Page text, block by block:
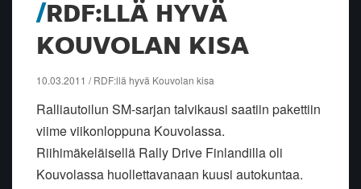
RDF:LLÄ HYVÄ
KOUVOLAN KISA
10.03.2011 / RDF:llä hyvä Kouvolan kisa
Ralliautoilun SM-sarjan talvikausi saatiin pakettiin
viime viikonloppuna Kouvolassa.
Riihimäkeläisellä Rally Drive Finlandilla oli
Kouvolassa huollettavanaan kuusi autokuntaa.